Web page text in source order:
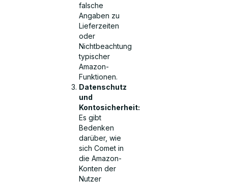
falsche
Angaben zu
Lieferzeiten
oder
Nichtbeachtung
typischer
Amazon-
Funktionen.
Datenschutz
und
Kontosicherheit:
Es gibt
Bedenken
darüber, wie
sich Comet in
die Amazon-
Konten der
Nutzer